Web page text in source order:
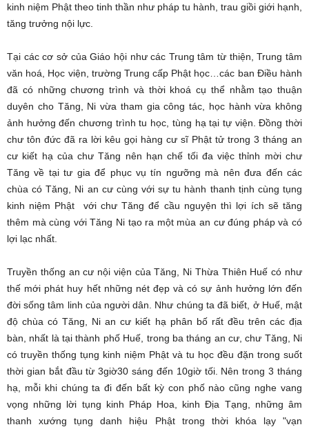
kinh niệm Phật theo tinh thần như pháp tu hành, trau giồi giới hạnh,
tăng trưởng nội lực.
Tại các cơ sở của Giáo hội như các Trung tâm từ thiện, Trung tâm
văn hoá, Học viện, trường Trung cấp Phật học…các ban Điều hành
đã có những chương trình và thời khoá cụ thể nhằm tạo thuận
duyên cho Tăng, Ni vừa tham gia công tác, học hành vừa không
ảnh hưởng đến chương trình tu học, tùng hạ tại tự viện. Đồng thời
chư tôn đức đã ra lời kêu gọi hàng cư sĩ Phật tử trong 3 tháng an
cư kiết hạ của chư Tăng nên hạn chế tối đa việc thỉnh mời chư
Tăng về tại tư gia để phục vụ tín ngưỡng mà nên đưa đến các
chùa có Tăng, Ni an cư cùng với sự tu hành thanh tịnh cùng tụng
kinh niệm Phật với chư Tăng để cầu nguyện thì lợi ích sẽ tăng
thêm mà cùng với Tăng Ni tạo ra một mùa an cư đúng pháp và có
lợi lạc nhất.
Truyền thống an cư nội viện của Tăng, Ni Thừa Thiên Huế có như
thế mới phát huy hết những nét đẹp và có sự ảnh hưởng lớn đến
đời sống tâm linh của người dân. Như chúng ta đã biết, ở Huế, mật
độ chùa có Tăng, Ni an cư kiết hạ phân bố rất đều trên các địa
bàn, nhất là tại thành phố Huế, trong ba tháng an cư, chư Tăng, Ni
có truyền thống tụng kinh niệm Phật và tu học đều đặn trong suốt
thời gian bắt đầu từ 3giờ30 sáng đến 10giờ tối. Nên trong 3 tháng
hạ, mỗi khi chúng ta đi đến bất kỳ con phố nào cũng nghe vang
vọng những lời tụng kinh Pháp Hoa, kinh Địa Tạng, những âm
thanh xướng tụng danh hiệu Phật trong thời khóa lạy "vạn